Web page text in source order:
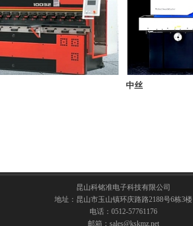
中丝
昆山科铭准电子科技有限公司
地址：昆山市玉山镇环庆路路2188号6栋3楼
电话：0512-57761176
邮箱：sales@kskmz.net